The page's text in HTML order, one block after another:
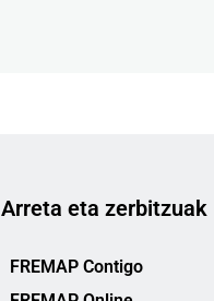
Arreta eta zerbitzuak
FREMAP Contigo